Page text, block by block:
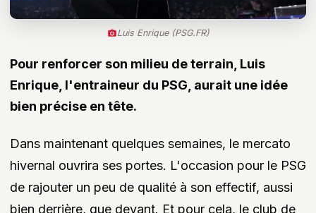
Luis Enrique (PSG.FR)
Pour renforcer son milieu de terrain, Luis
Enrique, l'entraineur du PSG, aurait une idée
bien précise en tête.
Dans maintenant quelques semaines, le mercato
hivernal ouvrira ses portes. L'occasion pour le PSG
de rajouter un peu de qualité à son effectif, aussi
bien derrière, que devant. Et pour cela, le club de